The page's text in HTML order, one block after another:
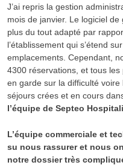
J’ai repris la gestion
mois de janvier. Le logiciel
plus du tout adapté par
l’établissement qui s’étend
emplacements. Cependant,
4300 réservations, et tous
en garde sur la difficulté voire
séjours crées et en cours
l’équipe de Septeo
L’équipe commerciale et
su nous rassurer et nous
notre dossier très